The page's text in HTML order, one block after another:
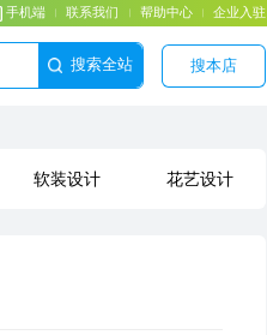
手机端 联系我们 帮助中心 企业入驻
搜索全站 搜本店
软装设计 花艺设计